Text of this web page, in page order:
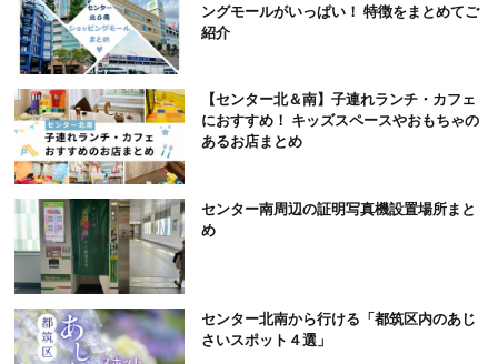
ングモールがいっぱい！ 特徴をまとめてご
紹介
【センター北＆南】子連れランチ・カフェ
におすすめ！ キッズスペースやおもちゃの
あるお店まとめ
センター南周辺の証明写真機設置場所まと
め
センター北南から行ける「都筑区内のあじ
さいスポット４選」